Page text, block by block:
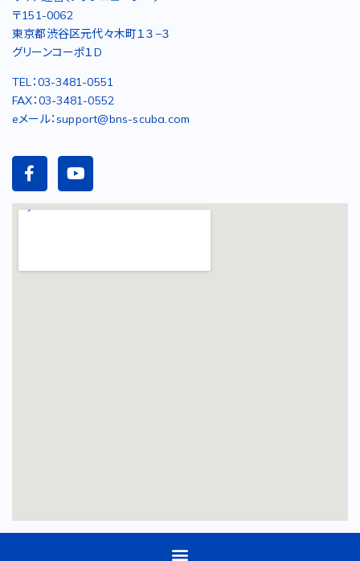
〒151-0062
東京都渋谷区元代々木町１３−３
グリーンコーポ１D
TEL：03-3481-0551
FAX：03-3481-0552
eメール：support@bns-scuba.com